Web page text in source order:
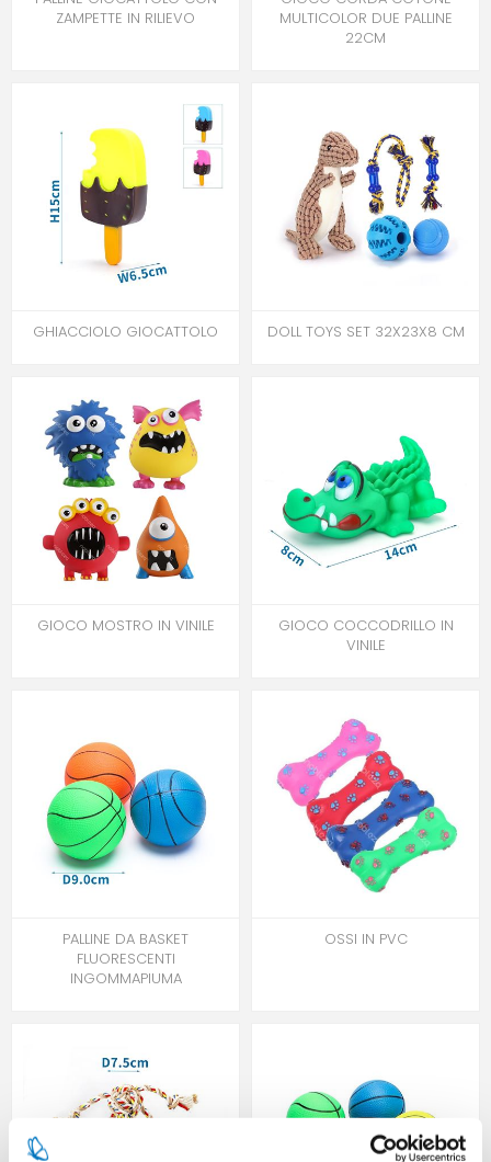
ZAMPETTE IN RILIEVO
MULTICOLOR DUE PALLINE
22CM
GHIACCIOLO GIOCATTOLO DOLL TOYS SET 32X23X8 CM
GIOCO MOSTRO IN VINILE
GIOCO COCCODRILLO IN
VINILE
PALLINE DA BASKET
FLUORESCENTI
INGOMMAPIUMA
OSSI IN PVC